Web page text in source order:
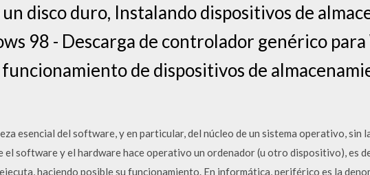
disco duro, Instalando dispositivos de
98 - Descarga de controlador genérico
de dispositivos de
esencial del software, y en particular, del núcleo de un sistema operativo, sin
software y el hardware hace operativo un ordenador (u otro dispositivo), es
haciendo posible su funcionamiento. En informática, periférico es la